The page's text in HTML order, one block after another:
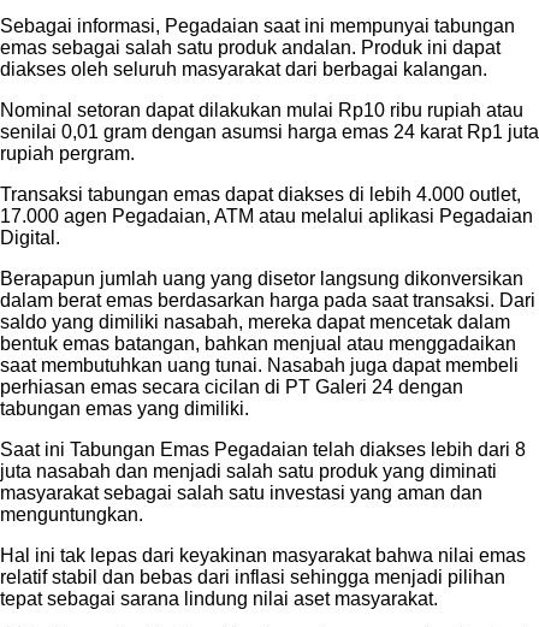
Sebagai informasi, Pegadaian saat ini mempunyai tabungan
emas sebagai salah satu produk andalan. Produk ini dapat
diakses oleh seluruh masyarakat dari berbagai kalangan.
Nominal setoran dapat dilakukan mulai Rp10 ribu rupiah atau
senilai 0,01 gram dengan asumsi harga emas 24 karat Rp1 juta
rupiah pergram.
Transaksi tabungan emas dapat diakses di lebih 4.000 outlet,
17.000 agen Pegadaian, ATM atau melalui aplikasi Pegadaian
Digital.
Berapapun jumlah uang yang disetor langsung dikonversikan
dalam berat emas berdasarkan harga pada saat transaksi. Dari
saldo yang dimiliki nasabah, mereka dapat mencetak dalam
bentuk emas batangan, bahkan menjual atau menggadaikan
saat membutuhkan uang tunai. Nasabah juga dapat membeli
perhiasan emas secara cicilan di PT Galeri 24 dengan
tabungan emas yang dimiliki.
Saat ini Tabungan Emas Pegadaian telah diakses lebih dari 8
juta nasabah dan menjadi salah satu produk yang diminati
masyarakat sebagai salah satu investasi yang aman dan
menguntungkan.
Hal ini tak lepas dari keyakinan masyarakat bahwa nilai emas
relatif stabil dan bebas dari inflasi sehingga menjadi pilihan
tepat sebagai sarana lindung nilai aset masyarakat.